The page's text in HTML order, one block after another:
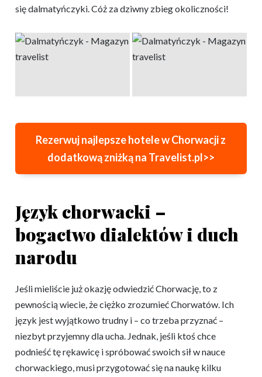
się dalmatyńczyki. Cóż za dziwny zbieg okoliczności!
Rezerwuj najlepsze hotele w Chorwacji z
dodatkową zniżką na Travelist.pl>>
Język chorwacki –
bogactwo dialektów i duch
narodu
Jeśli mieliście już okazję odwiedzić Chorwację, to z
pewnością wiecie, że ciężko zrozumieć Chorwatów. Ich
język jest wyjątkowo trudny i – co trzeba przyznać –
niezbyt przyjemny dla ucha. Jednak, jeśli ktoś chce
podnieść tę rękawicę i spróbować swoich sił w nauce
chorwackiego, musi przygotować się na naukę kilku